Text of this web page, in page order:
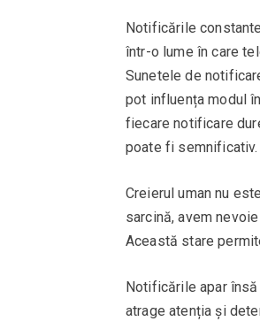
Notificările
într-o lume în care
Sunetele de
pot influența modul
fiecare notificare
poate fi semnificativ.
Creierul uman nu
sarcină, avem
Această stare
Notificările apar
atrage atenția și